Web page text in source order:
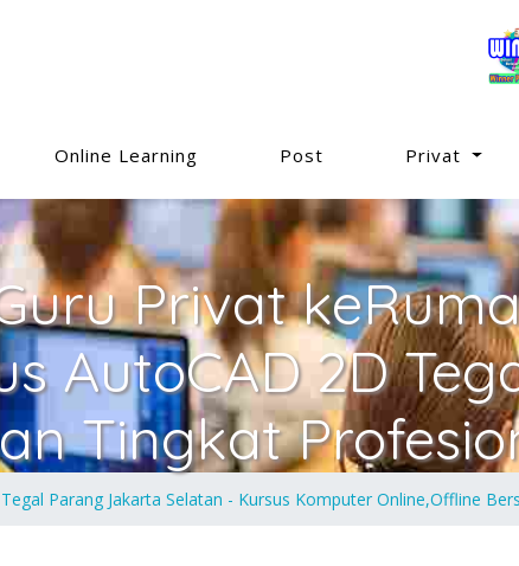
Online Learning Post Privat
Privat
AutoCAD 2D
Tingkat
Parang Jakarta Selatan - Kursus Komputer Online,Offline